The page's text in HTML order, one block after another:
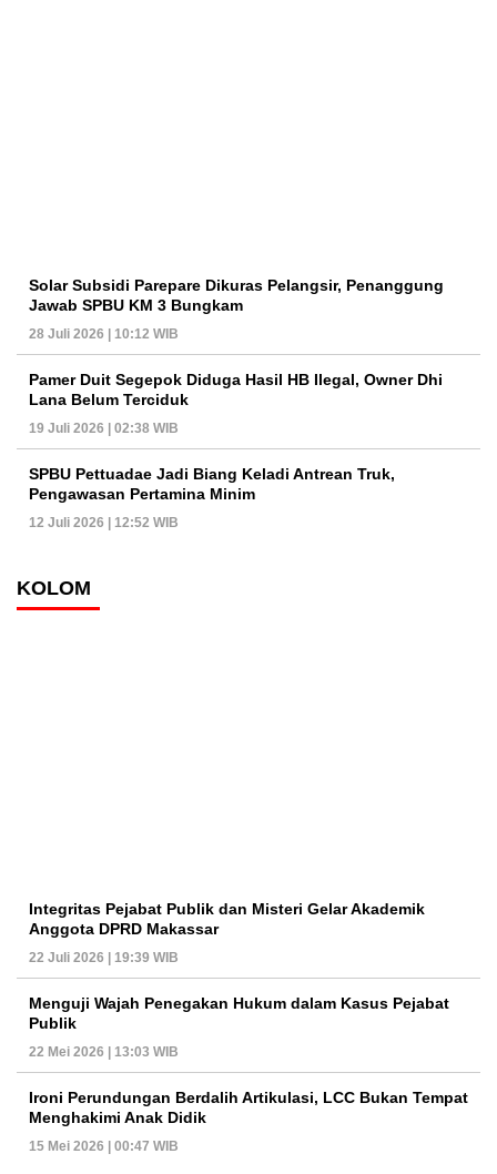
Solar Subsidi Parepare Dikuras Pelangsir, Penanggung
Jawab SPBU KM 3 Bungkam
28 Juli 2026 | 10:12 WIB
Pamer Duit Segepok Diduga Hasil HB Ilegal, Owner Dhi
Lana Belum Terciduk
19 Juli 2026 | 02:38 WIB
SPBU Pettuadae Jadi Biang Keladi Antrean Truk,
Pengawasan Pertamina Minim
12 Juli 2026 | 12:52 WIB
KOLOM
Integritas Pejabat Publik dan Misteri Gelar Akademik
Anggota DPRD Makassar
22 Juli 2026 | 19:39 WIB
Menguji Wajah Penegakan Hukum dalam Kasus Pejabat
Publik
22 Mei 2026 | 13:03 WIB
Ironi Perundungan Berdalih Artikulasi, LCC Bukan Tempat
Menghakimi Anak Didik
15 Mei 2026 | 00:47 WIB